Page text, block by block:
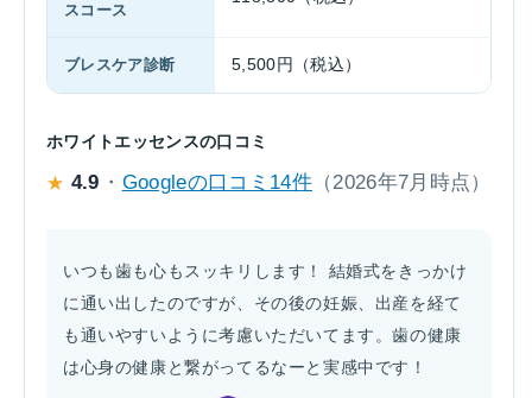
スコース
ブレスケア診断 5,500円（税込）
ホワイトエッセンスの口コミ
★ 4.9 ・ Googleの口コミ14件（2026年7月時点）
いつも歯も心もスッキリします！ 結婚式をきっかけ
に通い出したのですが、その後の妊娠、出産を経て
も通いやすいように考慮いただいてます。歯の健康
は心身の健康と繋がってるなーと実感中です！